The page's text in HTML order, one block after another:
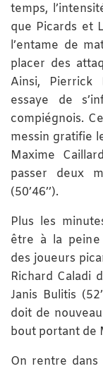
temps,
que Picards et
l’entame de
placer des
Ainsi, Pierrick
essaye de
compiégnois.
messin gratifie
Maxime
passer deux
(50’46’’).
Plus les
être à la peine
des joueurs
Richard Caladi
Janis Bulitis
doit de
bout portant de
On rentre